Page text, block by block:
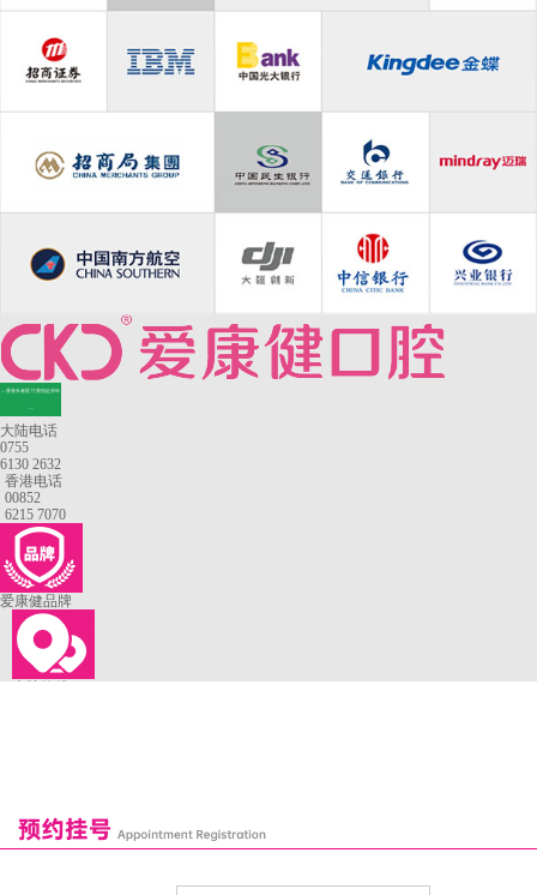
—香港长者医疗券指定牙科
大陆电话
0755
6130 2632
香港电话
00852
6215 7070
爱康健品牌
恒乐口腔诊所
富港口腔诊所